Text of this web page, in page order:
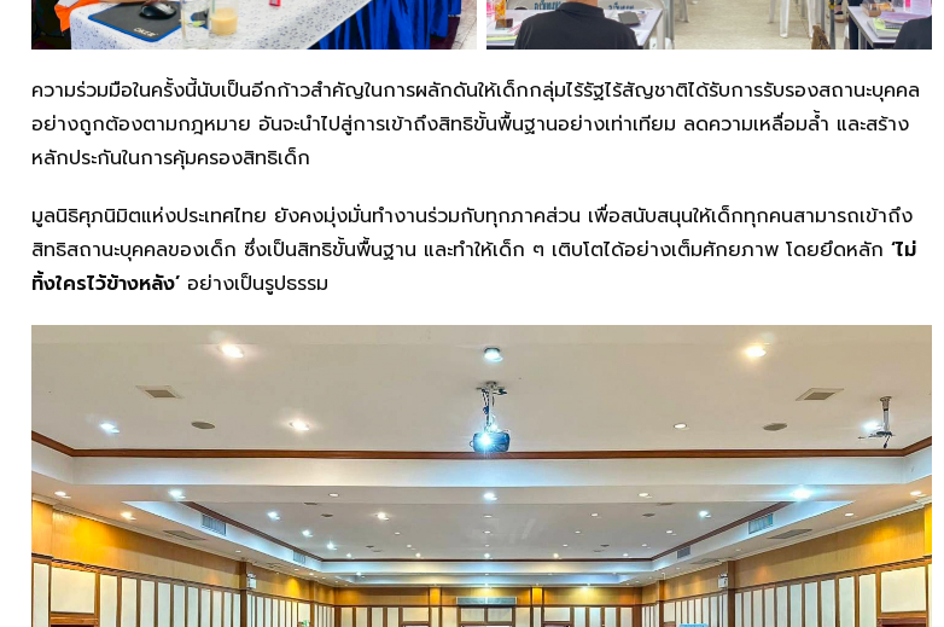
ความร่วมมือในครั้งนี้นับเป็นอีกก้าวสำคัญในการผลักดันให้เด็กกลุ่มไร้รัฐไร้สัญชาติได้รับการรับรองสถานะบุคคล
อย่างถูกต้องตามกฎหมาย อันจะนำไปสู่การเข้าถึงสิทธิขั้นพื้นฐานอย่างเท่าเทียม ลดความเหลื่อมล้ำ และสร้าง
หลักประกันในการคุ้มครองสิทธิเด็ก
มูลนิธิศุภนิมิตแห่งประเทศไทย ยังคงมุ่งมั่นทำงานร่วมกับทุกภาคส่วน เพื่อสนับสนุนให้เด็กทุกคนสามารถเข้าถึง
สิทธิสถานะบุคคลของเด็ก ซึ่งเป็นสิทธิขั้นพื้นฐาน และทำให้เด็ก ๆ เติบโตได้อย่างเต็มศักยภาพ โดยยึดหลัก ‘ไม่
ทิ้งใครไว้ข้างหลัง’ อย่างเป็นรูปธรรม